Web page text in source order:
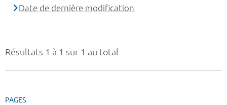
Résultats 1 à 1 sur 1 au total
PAGES
Date de dernière modification